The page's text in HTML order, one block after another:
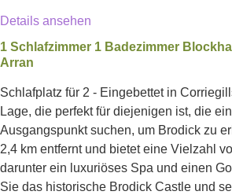
Details ansehen
1 Schlafzimmer 1 Badezimmer
Arran
Schlafplatz für 2 - Eingebettet in
Lage, die perfekt für diejenigen ist, die
Ausgangspunkt suchen, um Brodick zu
2,4 km entfernt und bietet eine Vielzahl
darunter ein luxuriöses Spa und einen
Sie das historische Brodick Castle und